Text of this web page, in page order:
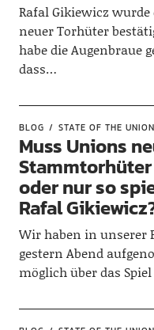
Rafal Gikiewicz
neuer Torhüter
habe die Augenbraue
dass…
BLOG STATE OF THE UNION
Muss Unions
oder nur so
Rafal
Wir haben in unserer
gestern Abend
möglich über das